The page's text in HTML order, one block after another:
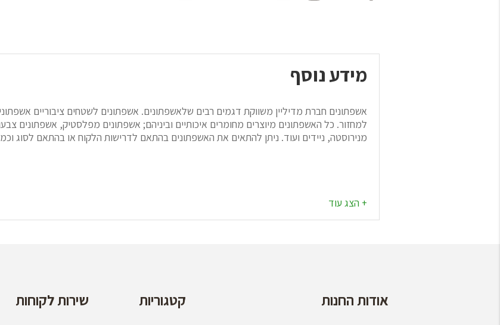
מידע נוסף
אשפתונים חברת מדיליין משווקת דגמים רבים שלאשפתונים. אשפתונים לשטחים ציבוריים
למחזור. כל האשפתונים מיוצרים מחומרים איכותיים וביניהם; אשפתונים מפלסטיק, אשפתונים
מנירוסטה, ניידים ועוד. ניתן להתאים את האשפתונים בהתאם לדרישות הלקוח או בהתאם לסוג
אודות החנות קטגוריות שירות לקוחות